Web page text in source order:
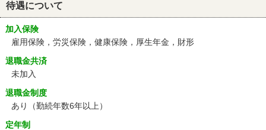
待遇について
加入保険
雇用保険，労災保険，健康保険，厚生年金，財形
退職金共済
未加入
退職金制度
あり（勤続年数6年以上）
定年制